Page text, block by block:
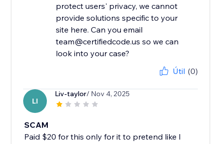
protect users' privacy, we cannot
provide solutions specific to your
site here. Can you email
team@certifiedcode.us so we can
look into your case?
Útil (0)
LI
Liv-taylor/ Nov 4, 2025
SCAM
Paid $20 for this only for it to pretend like I